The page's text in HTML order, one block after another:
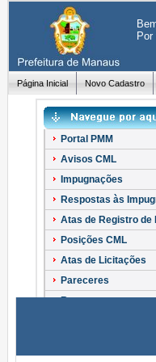
Página Inicial Novo Cadastro
Portal PMM
Avisos CML
Impugnações
Respostas às
Atas de Registro de
Posições CML
Atas de Licitações
Pareceres
Recursos